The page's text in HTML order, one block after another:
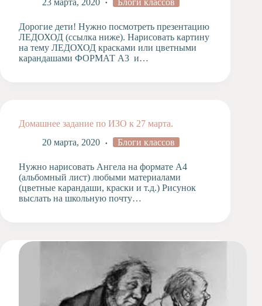
Дорогие дети! Нужно посмотреть презентацию
ЛЕДОХОД (ссылка ниже). Нарисовать картину
на тему ЛЕДОХОД красками или цветными
карандашами ФОРМАТ А3 и…
Домашнее задание по ИЗО к 27 марта.
20 марта, 2020
Блоги классов
Нужно нарисовать Ангела на формате А4
(альбомный лист) любыми материалами
(цветные карандаши, краски и т.д.) Рисунок
выслать на школьную почту…